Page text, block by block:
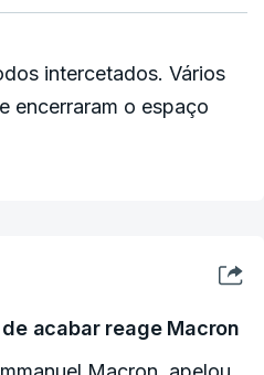
intercetados. Vários
encerraram o espaço
acabar reage Macron